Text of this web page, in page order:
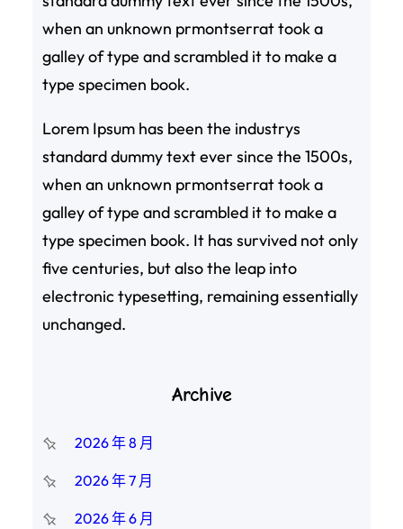
when an unknown prmontserrat took a
galley of type and scrambled it to make a
type specimen book.
Lorem Ipsum has been the industrys
standard dummy text ever since the 1500s,
when an unknown prmontserrat took a
galley of type and scrambled it to make a
type specimen book. It has survived not only
five centuries, but also the leap into
electronic typesetting, remaining essentially
unchanged.
Archive
2026 年 8 月
2026 年 7 月
2026 年 6 月